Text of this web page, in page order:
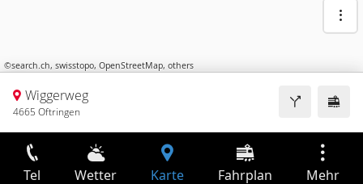
©search.ch, swisstopo, OpenStreetMap, others
Wiggerweg
4665 Oftringen
Tel Wetter Karte Fahrplan Mehr